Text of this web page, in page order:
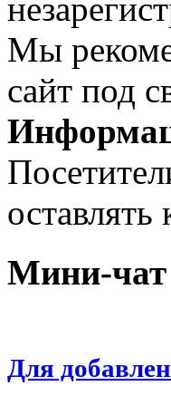
Мы
сайт под
Мини-чат
Для